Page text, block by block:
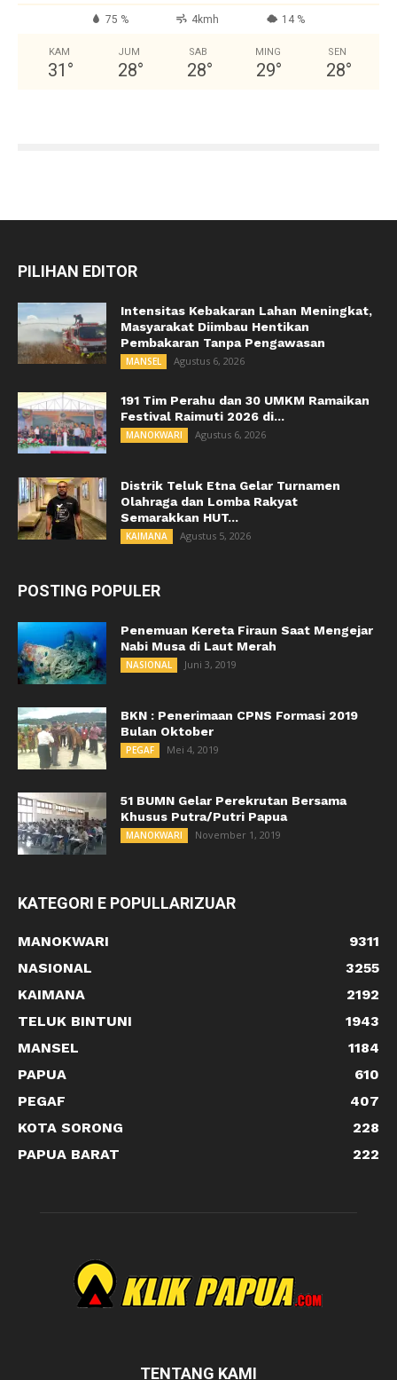
75 % 4kmh 14 %
KAM
31 °
JUM
28°
SAB
28°
MING
29°
SEN
28°
PILIHAN EDITOR
Intensitas Kebakaran Lahan Meningkat,
Masyarakat Diimbau Hentikan
Pembakaran Tanpa Pengawasan
MANSEL Agustus 6, 2026
191 Tim Perahu dan 30 UMKM Ramaikan
Festival Raimuti 2026 di...
MANOKWARI Agustus 6, 2026
Distrik Teluk Etna Gelar Turnamen
Olahraga dan Lomba Rakyat
Semarakkan HUT...
KAIMANA Agustus 5, 2026
POSTING POPULER
Penemuan Kereta Firaun Saat Mengejar
Nabi Musa di Laut Merah
NASIONAL Juni 3, 2019
BKN : Penerimaan CPNS Formasi 2019
Bulan Oktober
PEGAF Mei 4, 2019
51 BUMN Gelar Perekrutan Bersama
Khusus Putra/Putri Papua
MANOKWARI November 1, 2019
KATEGORI E POPULLARIZUAR
MANOKWARI
9311
NASIONAL
3255
KAIMANA
2192
TELUK BINTUNI
1943
MANSEL
1184
PAPUA
610
PEGAF
407
KOTA SORONG
228
PAPUA BARAT
222
TENTANG KAMI